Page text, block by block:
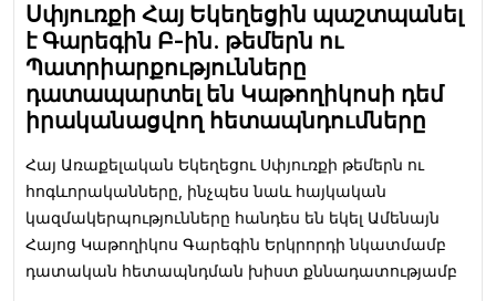
Սփյուռքի Հայ Եկեղեցին պաշտպանել
է Գարեգին Բ-ին. թեմերն ու
Պատրիարքությունները
դատապարտել են Կաթողիկոսի դեմ
իրականացվող հետապնդումները
Հայ Առաքելական Եկեղեցու Սփյուռքի թեմերն ու
հոգևորականները, ինչպես նաև հայկական
կազմակերպությունները հանդես են եկել Ամենայն
Հայոց Կաթողիկոս Գարեգին Երկրորդի նկատմամբ
դատական հետապնդման խիստ քննադատությամբ